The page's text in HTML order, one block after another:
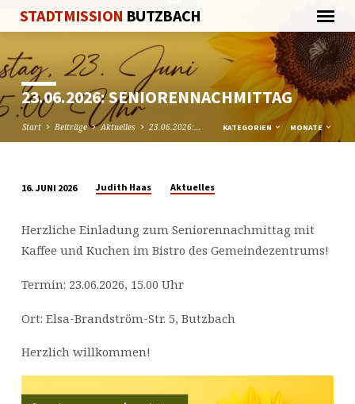
STADTMISSION BUTZBACH
23.06.2026: SENIORENNACHMITTAG
Start Beiträge Aktuelles 23.06.2026:… KATEGORIEN MONATE
SENIORENNACHMITTAG
16. JUNI 2026 Judith Haas Aktuelles
Herzliche Einladung zum Seniorennachmittag mit
Kaffee und Kuchen im Bistro des Gemeindezentrums!
Termin: 23.06.2026, 15.00 Uhr
Ort: Elsa-Brandström-Str. 5, Butzbach
Herzlich willkommen!